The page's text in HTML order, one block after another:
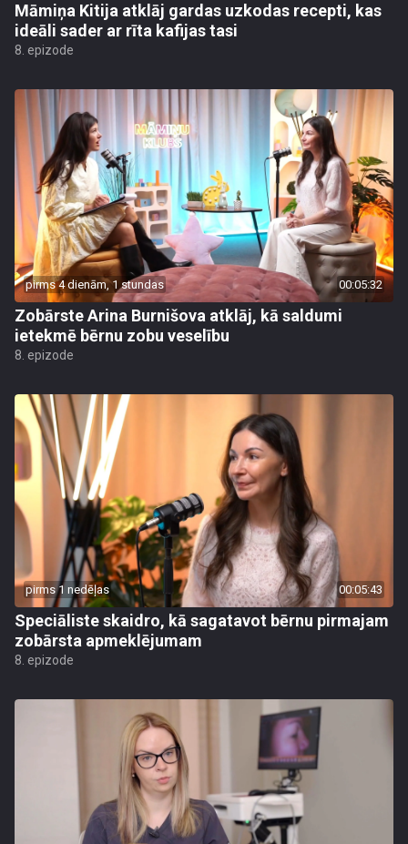
Māmiņa Kitija atklāj gardas uzkodas recepti, kas
ideāli sader ar rīta kafijas tasi
8. epizode
pirms 4 dienām, 1 stundas 00:05:32
Zobārste Arina Burnišova atklāj, kā saldumi
ietekmē bērnu zobu veselību
8. epizode
pirms 1 nedēļas 00:05:43
Speciāliste skaidro, kā sagatavot bērnu pirmajam
zobārsta apmeklējumam
8. epizode